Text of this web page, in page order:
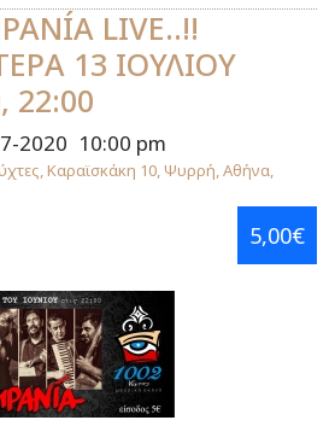
LIVE..!!
13 ΙΟΥΛΙΟΥ
22:00
2020 10:00 pm
Καραϊσκάκη 10, Ψυρρή, Αθήνα,
5,00€